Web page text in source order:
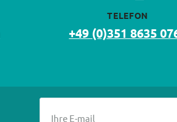
TELEFON
+49 (0)351 8635